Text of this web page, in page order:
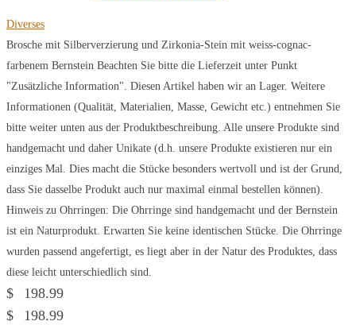
Diverses
Brosche mit Silberverzierung und Zirkonia-Stein mit weiss-cognac-
farbenem Bernstein Beachten Sie bitte die Lieferzeit unter Punkt
"Zusätzliche Information". Diesen Artikel haben wir an Lager. Weitere
Informationen (Qualität, Materialien, Masse, Gewicht etc.) entnehmen Sie
bitte weiter unten aus der Produktbeschreibung. Alle unsere Produkte sind
handgemacht und daher Unikate (d.h. unsere Produkte existieren nur ein
einziges Mal. Dies macht die Stücke besonders wertvoll und ist der Grund,
dass Sie dasselbe Produkt auch nur maximal einmal bestellen können).
Hinweis zu Ohrringen: Die Ohrringe sind handgemacht und der Bernstein
ist ein Naturprodukt. Erwarten Sie keine identischen Stücke. Die Ohrringe
wurden passend angefertigt, es liegt aber in der Natur des Produktes, dass
diese leicht unterschiedlich sind.
$
198.99
$
198.99